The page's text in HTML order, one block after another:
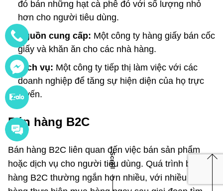
đó bán những hạt cà phê đó với số lượng nhỏ
hơn cho người tiêu dùng.
Nguồn cung cấp: Một công ty hàng giấy bán cốc
giấy và khăn ăn cho các nhà hàng.
Dịch vụ: Một công ty tiếp thị làm việc với các
doanh nghiệp để tăng sự hiện diện của họ trực
tuyến.
Bán hàng B2C
Bán hàng B2C liên quan đến việc bán sản phẩm
hoặc dịch vụ cho người tiêu dùng. Quá trình bán
hàng B2C thường ngắn hơn nhiều, với nhiều khách
Scroll